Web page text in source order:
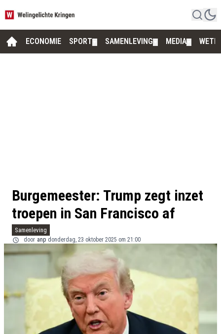
ECONOMIE SPORT SAMENLEVING MEDIA
Burgemeester: Trump zegt inzet
troepen in San Francisco af
Samenleving
door anp donderdag, 23 oktober 2025 om 21:00